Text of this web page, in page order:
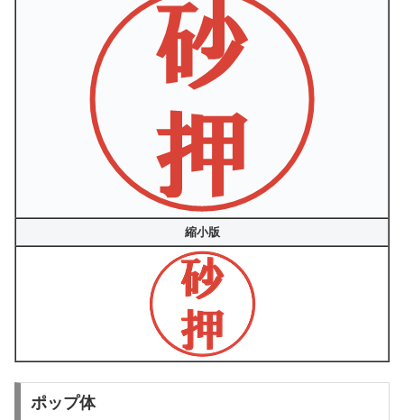
縮小版
ポップ体